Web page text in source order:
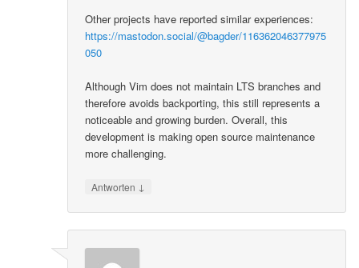
Other projects have reported similar experiences:
https://mastodon.social/@bagder/116362046377975
050
Although Vim does not maintain LTS branches and
therefore avoids backporting, this still represents a
noticeable and growing burden. Overall, this
development is making open source maintenance
more challenging.
Antworten ↓